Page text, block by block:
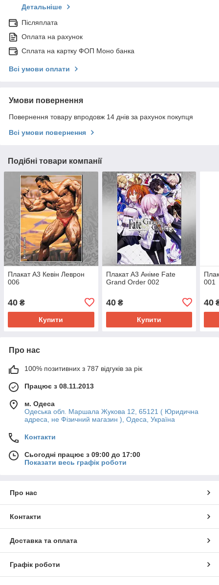
Детальніше
Післяплата
Оплата на рахунок
Сплата на картку ФОП Моно банка
Всі умови оплати
Умови повернення
Повернення товару впродовж 14 днів за рахунок покупця
Всі умови повернення
Подібні товари компанії
Плакат А3 Кевін Леврон
006
40 ₴
Купити
Плакат А3 Аніме Fate
Grand Order 002
40₴
Купити
001
40
Про нас
100% позитивних з 787 відгуків за рік
Працює з 08.11.2013
м. Одеса
Одеська обл. Маршала Жукова 12, 65121 ( Юридична
адреса, не Фізичний магазин ), Одеса, Україна
Контакти
Сьогодні працює з 09:00 до 17:00
Показати весь графік роботи
Про нас
Контакти
Доставка та оплата
Графік роботи